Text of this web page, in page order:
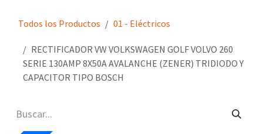
Todos los Productos 01 - Eléctricos
RECTIFICADOR VW VOLKSWAGEN GOLF VOLVO 260
SERIE 130AMP 8X50A AVALANCHE (ZENER) TRIDIODO Y
CAPACITOR TIPO BOSCH